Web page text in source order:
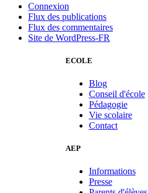
Connexion
Flux des publications
Flux des commentaires
Site de WordPress-FR
ECOLE
Blog
Conseil d'école
Pédagogie
Vie scolaire
Contact
AEP
Informations
Presse